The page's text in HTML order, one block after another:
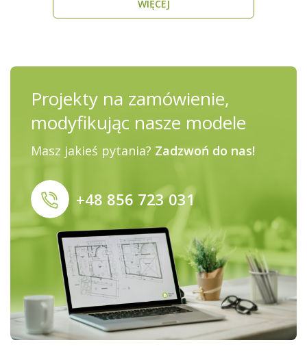
WIĘCEJ
Projekty na zamówienie,
modyfikując nasze modele
Masz jakieś pytania? Zadzwoń do nas!
+48 856 723 031